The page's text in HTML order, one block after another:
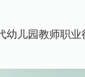
幼儿园教师职